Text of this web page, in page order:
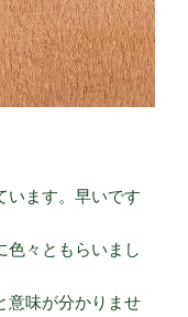
います。早いです
色々ともらいまし
意味が分かりませ